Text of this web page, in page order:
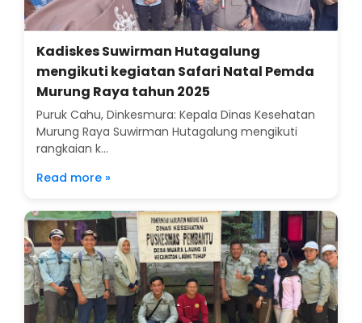
Kadiskes Suwirman Hutagalung
mengikuti kegiatan Safari Natal Pemda
Murung Raya tahun 2025
Puruk Cahu, Dinkesmura: Kepala Dinas Kesehatan
Murung Raya Suwirman Hutagalung mengikuti
rangkaian k...
Read more »